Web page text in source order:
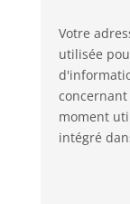
Votre
utilisée
concernant
moment
intégré